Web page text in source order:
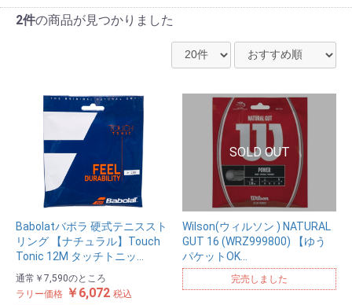
2件の商品が見つかりました
Babolatバボラ 硬式テニススト
リング 【ナチュラル】Touch
Tonic 12M タッチトニッ…
通常 ￥7,590のところ
ラリー価格 ￥6,072 税込
Wilson(ウィルソン ) NATURAL
GUT 16 (WRZ999800) 【ゆう
パケットOK…
完売しました